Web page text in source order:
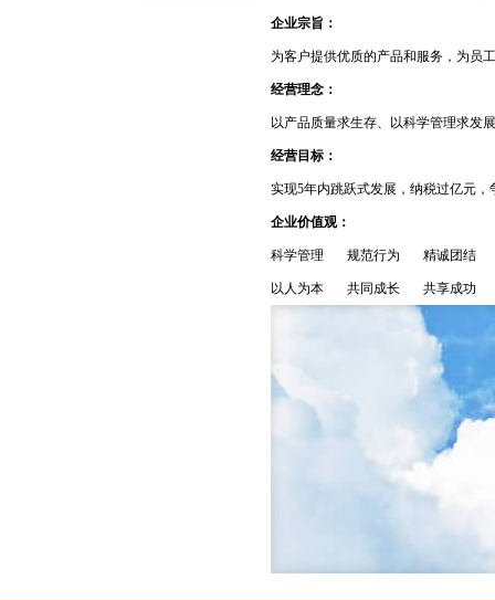
企业宗旨：
为客户提供优质的产品和服务，为员
经营理念：
以产品质量求生存、以科学管理求发
经营目标：
实现5年内跳跃式发展，纳税过亿元
企业价值观：
科学管理 规范行为 精诚团结
以人为本 共同成长 共享成功